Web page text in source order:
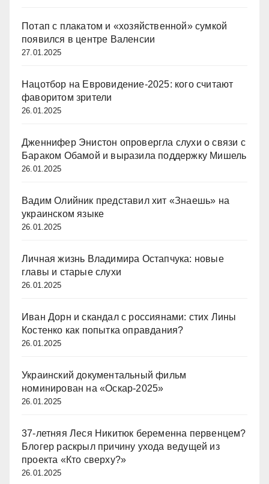
Потап с плакатом и «хозяйственной» сумкой
появился в центре Валенсии
27.01.2025
Нацотбор на Евровидение-2025: кого считают
фаворитом зрители
26.01.2025
Дженнифер Энистон опровергла слухи о связи с
Бараком Обамой и выразила поддержку Мишель
26.01.2025
Вадим Олийник представил хит «Знаешь» на
украинском языке
26.01.2025
Личная жизнь Владимира Остапчука: новые
главы и старые слухи
26.01.2025
Иван Дорн и скандал с россиянами: стих Лины
Костенко как попытка оправдания?
26.01.2025
Украинский документальный фильм
номинирован на «Оскар-2025»
26.01.2025
37-летняя Леся Никитюк беременна первенцем?
Блогер раскрыл причину ухода ведущей из
проекта «Кто сверху?»
26.01.2025